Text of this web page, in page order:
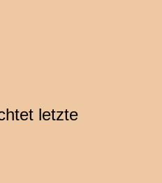
letzte